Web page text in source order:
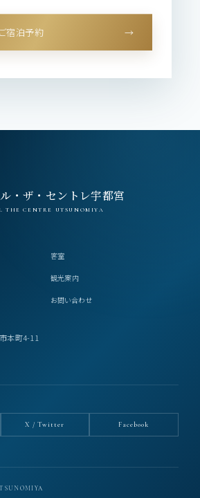
宿泊予約 →
・ザ・セントレ宇都宮
THE CENTRE UTSUNOMIYA
客室
観光案内
お問い合わせ
本町4-11
X / Twitter Facebook